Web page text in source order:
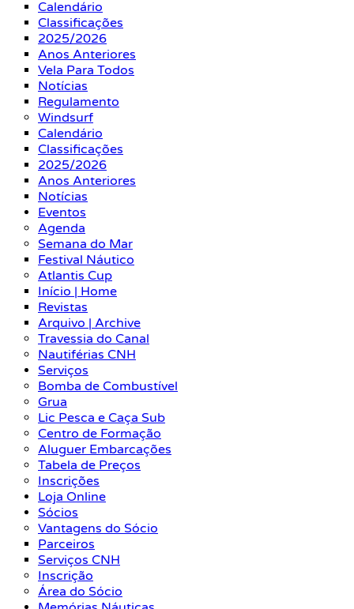
Calendário
Classificações
2025/2026
Anos Anteriores
Vela Para Todos
Notícias
Regulamento
Windsurf
Calendário
Classificações
2025/2026
Anos Anteriores
Notícias
Eventos
Agenda
Semana do Mar
Festival Náutico
Atlantis Cup
Início | Home
Revistas
Arquivo | Archive
Travessia do Canal
Nautiférias CNH
Serviços
Bomba de Combustível
Grua
Lic Pesca e Caça Sub
Centro de Formação
Aluguer Embarcações
Tabela de Preços
Inscrições
Loja Online
Sócios
Vantagens do Sócio
Parceiros
Serviços CNH
Inscrição
Área do Sócio